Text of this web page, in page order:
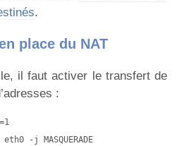
.
place du NAT
il faut activer le transfert de
:
-j MASQUERADE